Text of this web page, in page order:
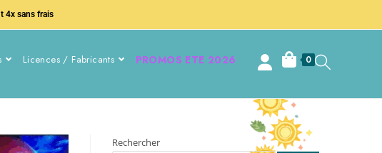
4x sans frais
Licences / Fabricants PROMOS ETE 2026 0
Rechercher